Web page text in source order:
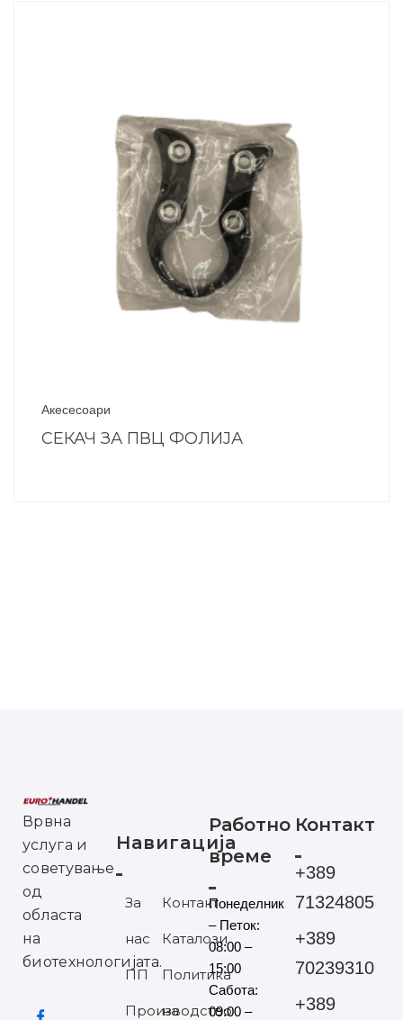
Акесесоари
СЕКАЧ ЗА ПВЦ ФОЛИЈА
Врвна
услуга и
советување
од
областа
на
биотехнологијата.
Навигација
За
нас
ПП
Производство
Контакт
Каталози
Политика
на
Работно
време
Понеделник
– Петок:
08:00 –
15:00
Сабота:
09:00 –
Контакт
+389
71324805
+389
70239310
+389